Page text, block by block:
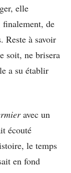
elle
de
Reste à savoir
soit, ne brisera
a su établir
avec un
écouté
le temps
en fond